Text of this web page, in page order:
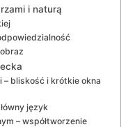
i naturą
– bliskość i krótkie okna
język
– współtworzenie